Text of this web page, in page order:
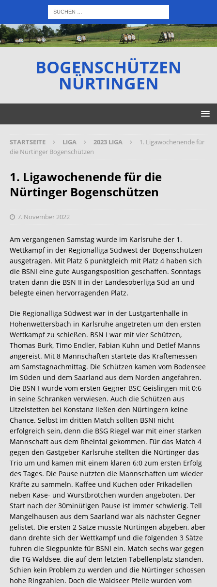
BOGENSCHÜTZEN
NÜRTINGEN
STARTSEITE LIGA 2023 LIGA
1. Ligawochenende für
die Nürtinger Bogenschützen
1. Ligawochenende für die
Nürtinger Bogenschützen
7. November 2022
Am vergangenen Samstag wurde im Karlsruhe der 1.
Wettkampf in der Regionalliga Südwest der Bogenschützen
ausgetragen. Mit Platz 6 punktgleich mit Platz 4 haben sich
die BSNI eine gute Ausgangsposition geschaffen. Sonntags
traten dann die BSN II in der Landesoberliga Süd an und
belegte einen hervorragenden Platz.
Die Regionalliga Südwest war in der Lustgartenhalle in
Hohenwettersbach in Karlsruhe angetreten um den ersten
Wettkampf zu schießen. BSN I war mit vier Schützen,
Thomas Burk, Timo Endler, Fabian Kuhn und Detlef Manns
angereist. Mit 8 Mannschaften startete das Kräftemessen
am Samstagnachmittag. Die Schützen kamen vom Bodensee
im Süden und dem Saarland aus dem Norden angefahren.
Die BSN I wurde vom ersten Gegner BSC Geislingen mit 0:6
in seine Schranken verwiesen. Auch die Schützen aus
Litzelstetten bei Konstanz ließen den Nürtingern keine
Chance. Selbst im dritten Match sollten BSNI nicht
erfolgreich sein, denn die BSG Riegel war mit einer starken
Mannschaft aus dem Rheintal gekommen. Für das Match 4
gegen den Gastgeber Karlsruhe stellten die Nürtinger das
Trio um und kamen mit einem klaren 6:0 zum ersten Erfolg
des Tages. Die Pause nutzten die Mannschaften um wieder
Kräfte zu sammeln. Kaffee und Kuchen oder Frikadellen
neben Käse- und Wurstbrötchen wurden angeboten. Der
Start nach der 30minütigen Pause ist immer schwierig. Tell
Mangelhausen aus dem Saarland war als nächster Gegner
gelistet. Die ersten 2 Sätze musste Nürtingen abgeben, aber
dann drehte sich der Wettkampf und die folgenden 3 Sätze
fuhren die Siegpunkte für BSNI ein. Match sechs war gegen
die TG Waldsee, die auf dem letzten Tabellenplatz standen.
Schien kein Problem zu werden und die Nürtinger schossen
hohe Ringzahlen. Doch die Waldseer Pfeile wurden vom